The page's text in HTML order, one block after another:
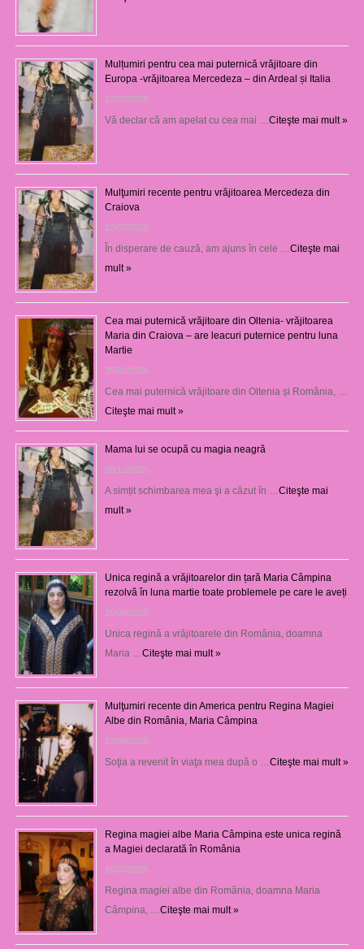
Mulțumiri pentru cea mai puternică vrăjitoare din
Europa -vrăjitoarea Mercedeza – din Ardeal și Italia
23/07/2026
Vă declar că am apelat cu cea mai …Citeşte mai mult »
Mulţumiri recente pentru vrăjitoarea Mercedeza din
Craiova
22/07/2026
În disperare de cauză, am ajuns în cele …Citeşte mai
mult »
Cea mai puternică vrăjitoare din Oltenia- vrăjitoarea
Maria din Craiova – are leacuri puternice pentru luna
Martie
25/03/2026
Cea mai puternică vrăjitoare din Oltenia și România, …
Citeşte mai mult »
Mama lui se ocupă cu magia neagră
05/12/2025
A simțit schimbarea mea şi a căzut în …Citeşte mai
mult »
Unica regină a vrăjitoarelor din țară Maria Câmpina
rezolvă în luna martie toate problemele pe care le aveți
25/09/2025
Unica regină a vrăjitoarele din România, doamna
Maria …Citeşte mai mult »
Mulţumiri recente din America pentru Regina Magiei
Albe din România, Maria Câmpina
23/08/2025
Soţia a revenit în viaţa mea după o …Citeşte mai mult »
Regina magiei albe Maria Câmpina este unica regină
a Magiei declarată în România
16/07/2025
Regina magiei albe din România, doamna Maria
Câmpina, …Citeşte mai mult »